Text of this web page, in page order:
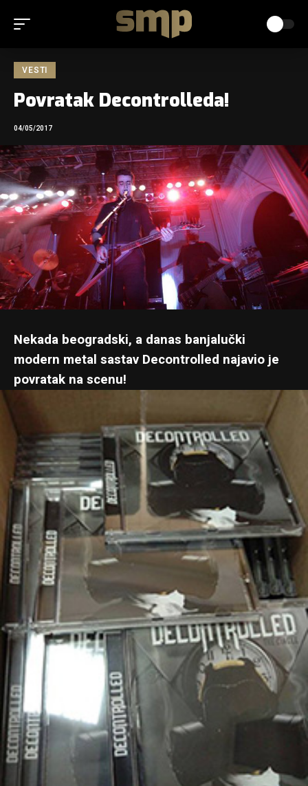
VESTI
Povratak Decontrolleda!
04/05/2017
Nekada beogradski, a danas banjalučki
modern metal sastav Decontrolled najavio je
povratak na scenu!